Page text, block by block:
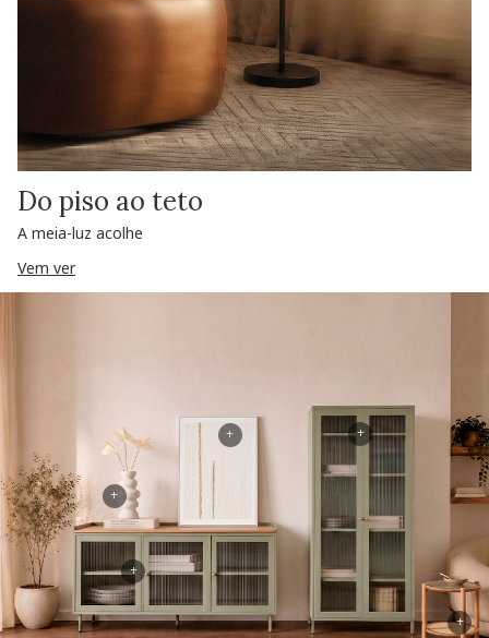
Do piso ao teto
A meia-luz acolhe
Vem ver
+
+
+
+
+